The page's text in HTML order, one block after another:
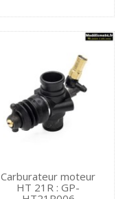
Carburateur moteur
HT 21R : GP-